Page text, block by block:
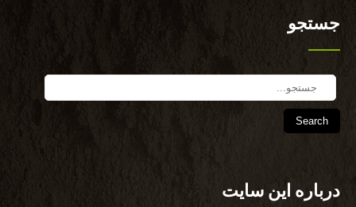
جستجو
درباره این سایت